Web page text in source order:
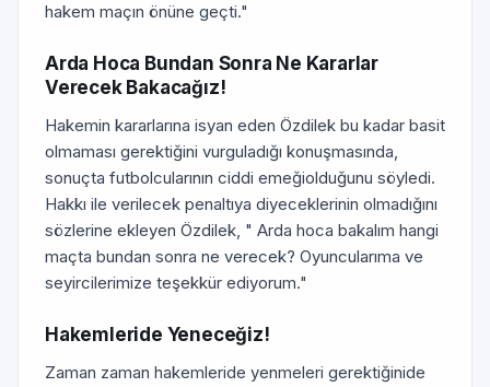
hakem maçın önüne geçti."
Arda Hoca Bundan Sonra Ne Kararlar
Verecek Bakacağız!
Hakemin kararlarına isyan eden Özdilek bu kadar basit
olmaması gerektiğini vurguladığı konuşmasında,
sonuçta futbolcularının ciddi emeğiolduğunu söyledi.
Hakkı ile verilecek penaltıya diyeceklerinin olmadığını
sözlerine ekleyen Özdilek, " Arda hoca bakalım hangi
maçta bundan sonra ne verecek? Oyuncularıma ve
seyircilerimize teşekkür ediyorum."
Hakemleride Yeneceğiz!
Zaman zaman hakemleride yenmeleri gerektiğinide